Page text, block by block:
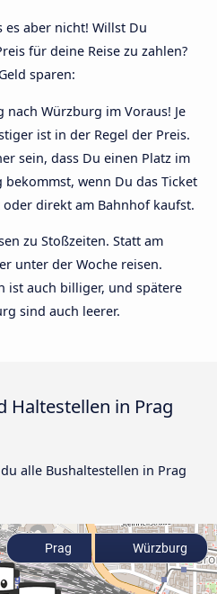
es aber nicht! Willst Du
für deine Reise zu zahlen?
sparen:
nach Würzburg im Voraus! Je
ist in der Regel der Preis.
sein, dass Du einen Platz im
wenn Du das Ticket
direkt am Bahnhof kaufst.
zu Stoßzeiten. Statt am
unter der Woche reisen.
ist auch billiger, und spätere
sind auch leerer.
Haltestellen in Prag
alle Bushaltestellen in Prag
Prag Würzburg